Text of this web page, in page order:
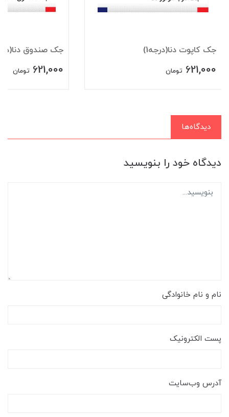
جک کاپوت دنا(درجه1)
621,000 تومان
جک صندوق
621,000 تومان
دیدگاه‌ها
دیدگاه خود را بنویسید
نام و نام خانوادگی
پست الکترونیک
آدرس وب‌سایت